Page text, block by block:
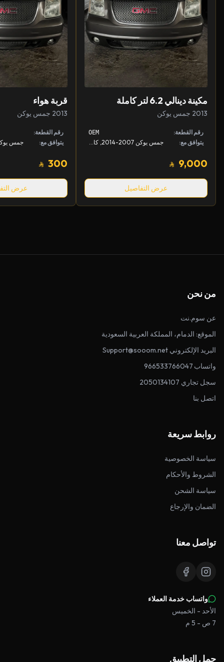
مكينة دينالي 6.2 لتر كاملة
2013 جمس يوكن
رقم القطعة: OEM
يتوافق مع:
9,000
عرض التفاصيل
قربة هواء
2013 جمس يوكن
رقم القطعة:
يتوافق مع:
300
عرض
من نحن
عن سوم.نت
الموقع: الدمام، المملكة العربية السعودية
البريد الإلكتروني Support@sooom.net
واتساب 966533766047
سجل تجاري 2050134107
اتصل بنا
روابط سريعة
سياسة الخصوصية
الشروط والأحكام
سياسة الشحن
الضمان والإرجاع
تواصل معنا
واتساب خدمة العملاء
الأحد - الخميس
7 ص - 5 م
حمل التطبيق